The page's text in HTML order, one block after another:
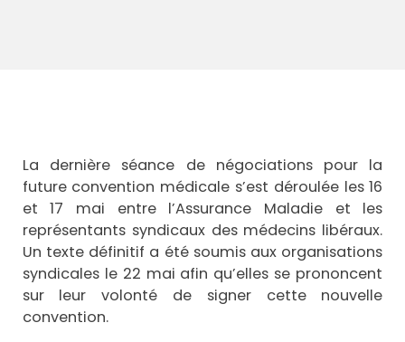
La dernière séance de négociations pour la
future convention médicale s’est déroulée les 16
et 17 mai entre l’Assurance Maladie et les
représentants syndicaux des médecins libéraux.
Un texte définitif a été soumis aux organisations
syndicales le 22 mai afin qu’elles se prononcent
sur leur volonté de signer cette nouvelle
convention.